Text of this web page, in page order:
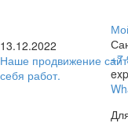
+7
13.12.2022
Наше продвижение
себя работ.